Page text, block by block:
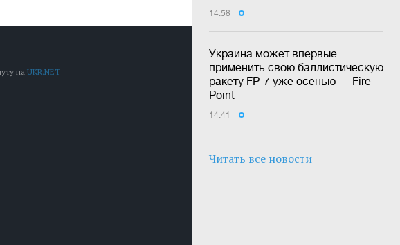
14:58
Украина может впервые
применить свою баллистическую
ракету FP-7 уже осенью — Fire
Point
14:41
Читать все новости
наUKR.NET